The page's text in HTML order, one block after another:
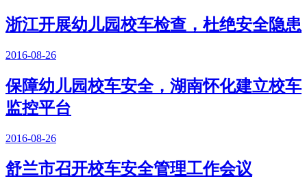
浙江开展幼儿园校车检查，杜绝安全隐患
2016-08-26
保障幼儿园校车安全，湖南怀化建立校车
监控平台
2016-08-26
舒兰市召开校车安全管理工作会议